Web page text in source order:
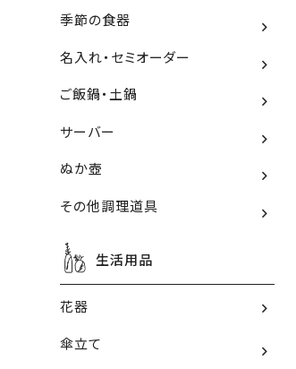
季節の食器
名入れ・セミオーダー
ご飯鍋・土鍋
サーバー
ぬか壺
その他調理道具
生活用品
花器
傘立て